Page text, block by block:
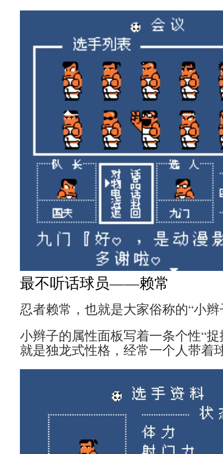
最不听话球员——赖常
忍者赖常，也就是大家俗称的“小辫
小辫子的属性面板写着一条个性“
就是独龙式性格，经常一个人带着